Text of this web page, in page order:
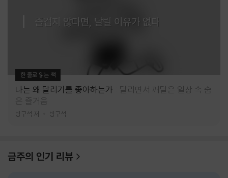
즐겁지 않다면, 달릴 이유가 없다
한 줄로 읽는 책
나는 왜 달리기를 좋아하는가
달리면서 깨달은 일상 속 숨
은 즐거움
방구석 저 방구석
금주의 인기 리뷰